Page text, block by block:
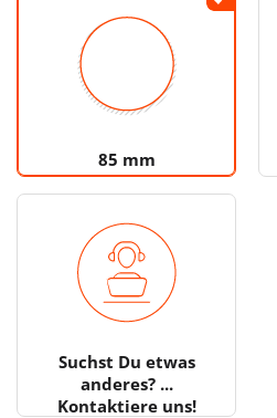
85 mm
Suchst Du etwas
anderes? ...
Kontaktiere uns!